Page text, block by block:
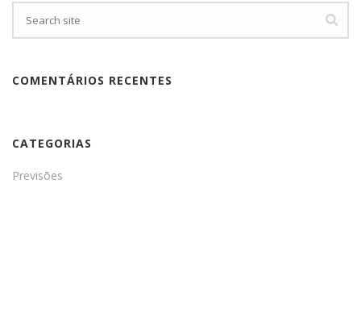
COMENTÁRIOS RECENTES
CATEGORIAS
Previsões